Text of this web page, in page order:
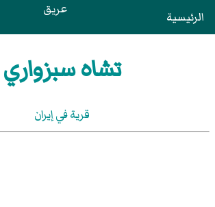
الرئيسية عريق
تشاه سبزواري
قرية في إيران